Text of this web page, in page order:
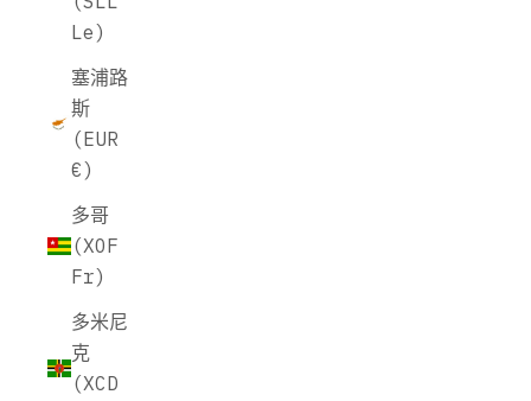
Le)
塞浦路
斯
(EUR
€)
多哥
(XOF
Fr)
多米尼
克
(XCD